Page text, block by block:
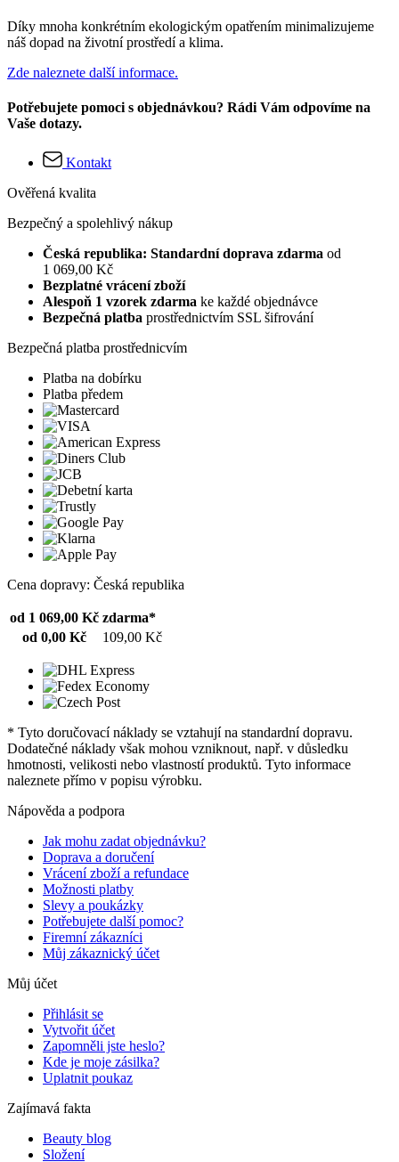
Díky mnoha konkrétním ekologickým opatřením minimalizujeme
náš dopad na životní prostředí a klima.
Zde naleznete další informace.
Potřebujete pomoci s objednávkou? Rádi Vám odpovíme na
Vaše dotazy.
Kontakt
Ověřená kvalita
Bezpečný a spolehlivý nákup
Česká republika: Standardní doprava zdarma od
1 069,00 Kč
Bezplatné vrácení zboží
Alespoň 1 vzorek zdarma ke každé objednávce
Bezpečná platba prostřednictvím SSL šifrování
Bezpečná platba prostřednicvím
Platba na dobírku
Platba předem
Cena dopravy: Česká republika
od 1 069,00 Kč zdarma*
od 0,00 Kč
109,00 Kč
* Tyto doručovací náklady se vztahují na standardní dopravu.
Dodatečné náklady však mohou vzniknout, např. v důsledku
hmotnosti, velikosti nebo vlastností produktů. Tyto informace
naleznete přímo v popisu výrobku.
Nápověda a podpora
Jak mohu zadat objednávku?
Doprava a doručení
Vrácení zboží a refundace
Možnosti platby
Slevy a poukázky
Potřebujete další pomoc?
Firemní zákazníci
Můj zákaznický účet
Můj účet
Přihlásit se
Vytvořit účet
Zapomněli jste heslo?
Kde je moje zásilka?
Uplatnit poukaz
Zajímavá fakta
Beauty blog
Složení